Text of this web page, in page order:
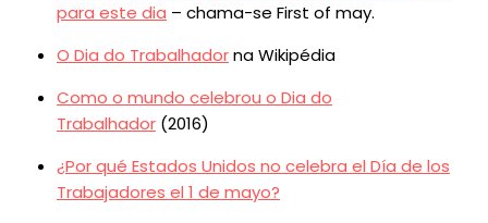
para este dia – chama-se First of may.
O Dia do Trabalhadorna Wikipédia
Como o mundo celebrou o Dia do
Trabalhador (2016)
¿Por qué Estados Unidos no celebra el Día de los
Trabajadores el 1 de mayo?